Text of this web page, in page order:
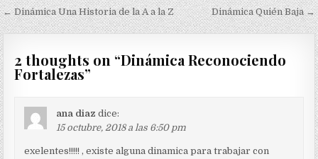
Navegación
de
entradas
← Dinámica Una Historia de la A a la Z Dinámica Quién Baja →
2 thoughts on “Dinámica Reconociendo
Fortalezas”
ana diaz dice:
15 octubre, 2018 a las 6:50 pm
exelentes!!!!! , existe alguna dinamica para trabajar con